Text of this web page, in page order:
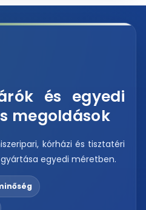
és egyedi
megoldások
kórházi és tisztatéri
egyedi méretben.